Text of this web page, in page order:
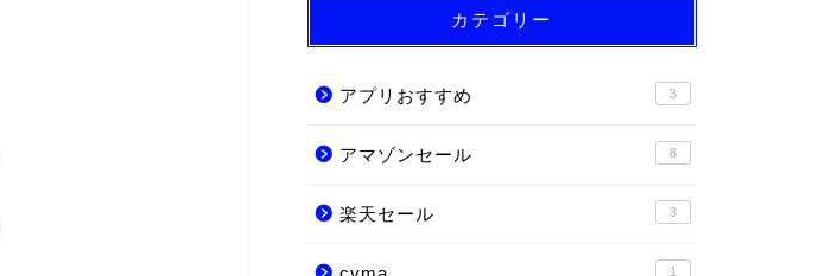
カテゴリー
アプリおすすめ 3
アマゾンセール 8
楽天セール 3
1